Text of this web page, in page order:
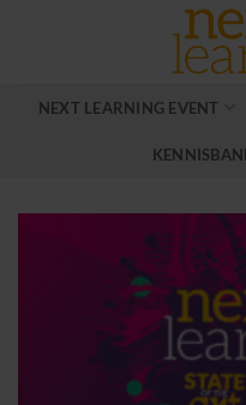
NEXT LEARNING EVENT